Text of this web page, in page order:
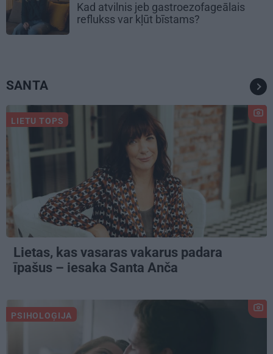
Kad atvilnis jeb gastroezofageālais
reflukss var kļūt bīstams?
SANTA
LIETU TOPS
Lietas, kas vasaras vakarus padara
īpašus – iesaka Santa Anča
PSIHOLOĢIJA